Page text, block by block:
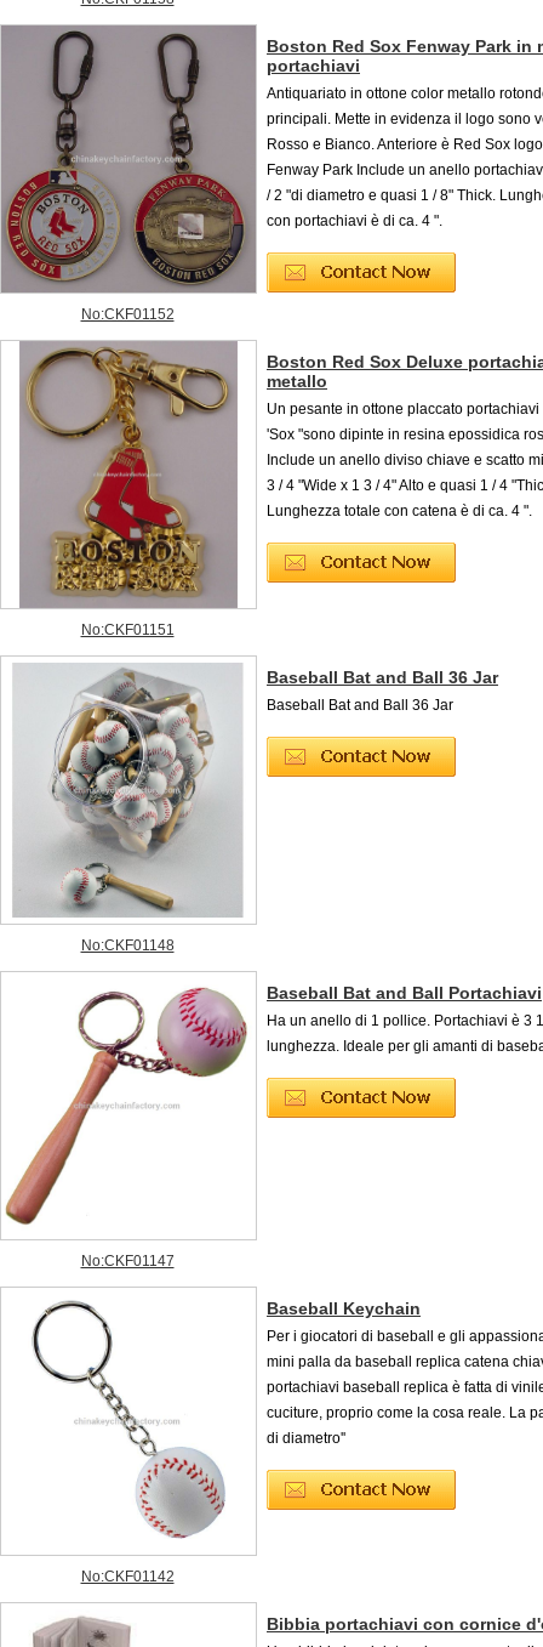
No:CKF01152
Boston Red Sox Fenway Park in
portachiavi
Antiquariato in ottone color metallo
principali. Mette in evidenza il logo sono
Rosso e Bianco. Anteriore è Red Sox
Fenway Park Include un anello
/ 2 "di diametro e quasi 1 / 8" Thick.
con portachiavi è di ca. 4 ".
No:CKF01151
Boston Red Sox Deluxe
metallo
Un pesante in ottone placcato
'Sox "sono dipinte in resina epossidica
Include un anello diviso chiave e scatto
3 / 4 "Wide x 1 3 / 4" Alto e quasi 1 / 4
Lunghezza totale con catena è di ca. 4 ".
No:CKF01148
Baseball Bat and Ball 36 Jar
Baseball Bat and Ball 36 Jar
No:CKF01147
Baseball Bat and Ball Portachiavi
Ha un anello di 1 pollice. Portachiavi è 3
lunghezza. Ideale per gli amanti di
No:CKF01142
Baseball Keychain
Per i giocatori di baseball e gli
mini palla da baseball replica catena
portachiavi baseball replica è fatta di
cuciture, proprio come la cosa reale. La
di diametro''
Bibbia portachiavi con cornice